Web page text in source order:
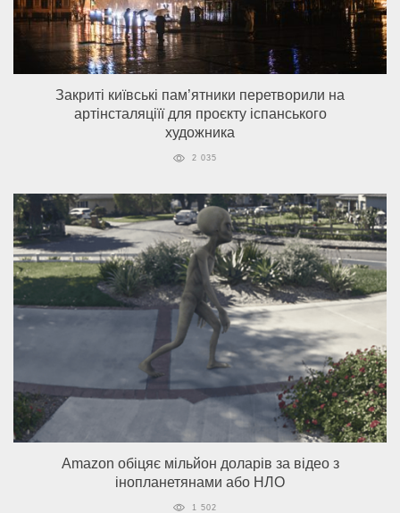
Закриті київські пам’ятники перетворили на
артінсталяціїї для проєкту іспанського
художника
2 035
Amazon обіцяє мільйон доларів за відео з
інопланетянами або НЛО
1 502